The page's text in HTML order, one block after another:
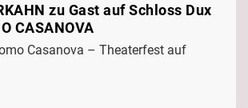
zu Gast auf Schloss Dux
CASANOVA
Casanova – Theaterfest auf